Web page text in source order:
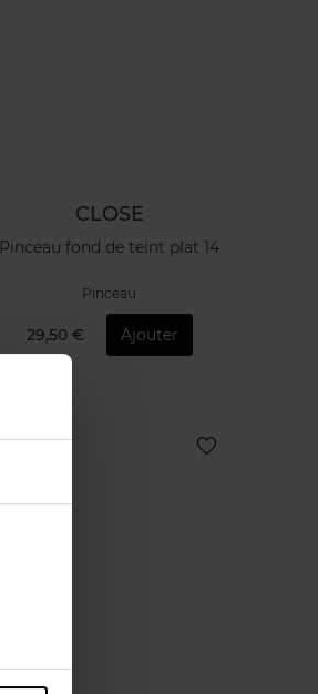
CLOSE
Pinceau fond de teint plat 14
Pinceau
29,50 € Ajouter